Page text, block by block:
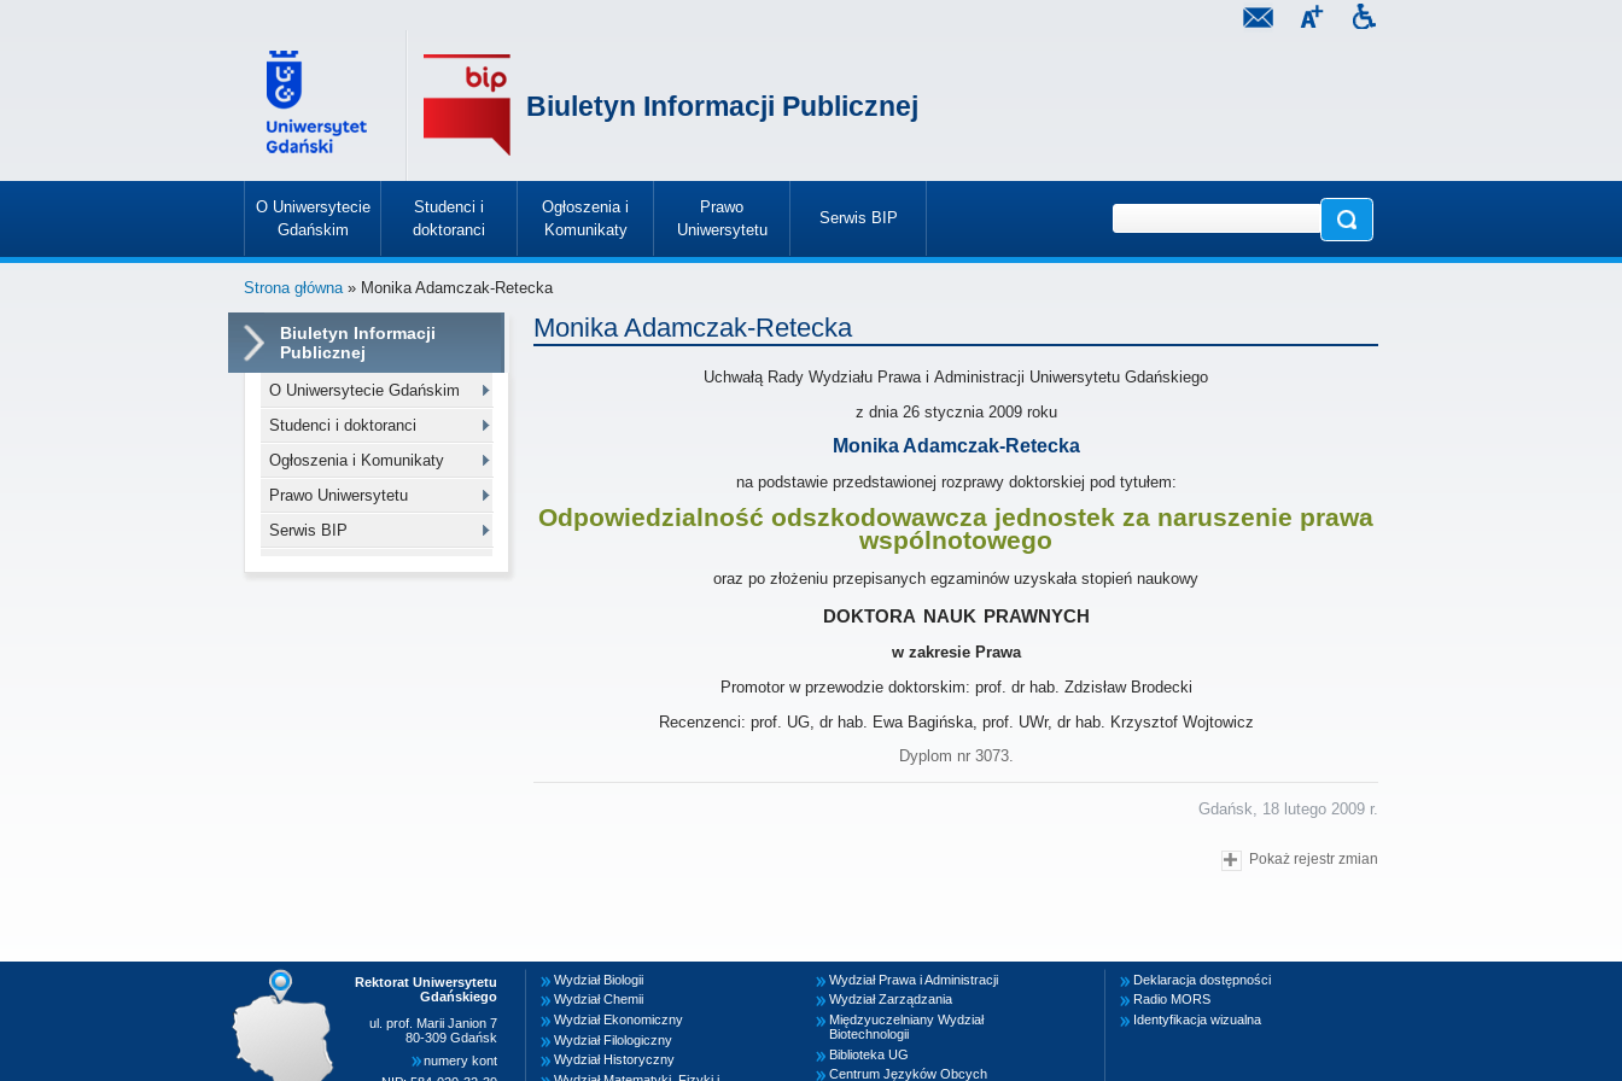
Biuletyn Informacji Publicznej
O Uniwersytecie
Gdańskim
»
Studenci i
doktoranci
»
Ogłoszenia i
Komunikaty
»
Prawo
Uniwersytetu
»
Serwis BIP
»
Strona główna» Monika Adamczak-Retecka
Biuletyn Informacji
Publicznej
O Uniwersytecie Gdańskim
Studenci i doktoranci
Ogłoszenia i Komunikaty
Prawo Uniwersytetu
Serwis BIP
Monika Adamczak-Retecka
Uchwałą Rady Wydziału Prawa i Administracji Uniwersytetu Gdańskiego
z dnia 26 stycznia 2009roku
Monika Adamczak-Retecka
na podstawie przedstawionej rozprawy doktorskiej pod tytułem:
Odpowiedzialność odszkodowawcza jednostek za naruszenie prawa
wspólnotowego
oraz po złożeniu przepisanych egzaminów uzyskała stopień naukowy
doktora nauk prawnych
w zakresie Prawa
Promotor w przewodzie doktorskim: prof. dr hab. Zdzisław Brodecki
Recenzenci: prof. UG, dr hab. Ewa Bagińska, prof. UWr, dr hab. Krzysztof Wojtowicz
Dyplom nr 3073.
Gdańsk, 18 lutego 2009 r.
Pokaż rejestr zmian
Rektorat Uniwersytetu
Gdańskiego
ul. prof. Marii Janion 7
80-309 Gdańsk
numery kont
Wydział Biologii
Wydział Chemii
Wydział Ekonomiczny
Wydział Filologiczny
Wydział Historyczny
Wydział Prawa i Administracji
Wydział Zarządzania
Międzyuczelniany Wydział
Biotechnologii
Biblioteka UG
Centrum Języków Obcych
Deklaracja dostępności
Radio MORS
Identyfikacja wizualna